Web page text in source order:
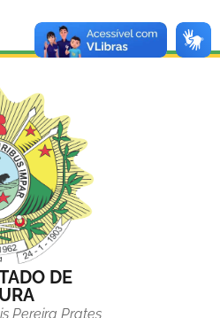
DE
Pereira Prates